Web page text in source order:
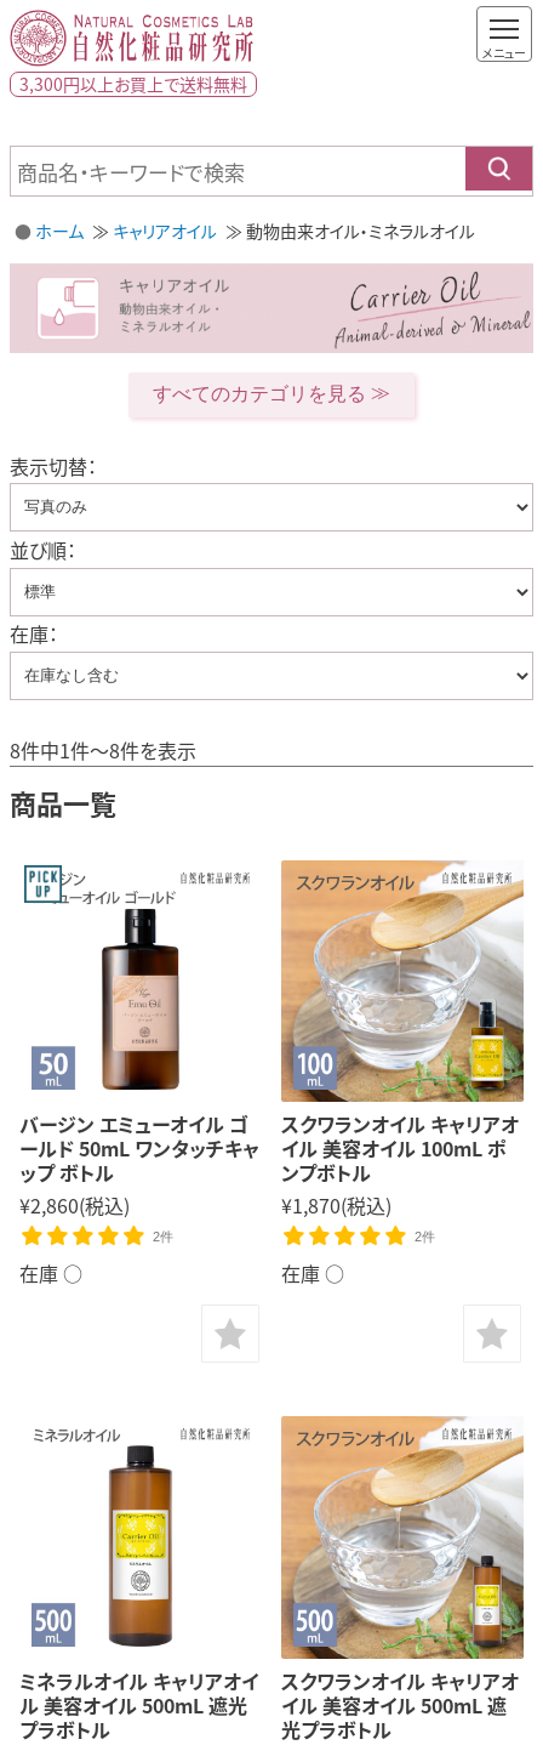
3,300円以上お買上で送料無料
ホーム キャリアオイル 動物由来オイル・ミネラルオイル
すべてのカテゴリを見る
表示切替：
並び順：
在庫：
8件中1件～8件を表示
商品一覧
バージン エミューオイル ゴ
ールド 50mL ワンタッチキャ
ップ ボトル
¥2,860(税込)
2件
在庫 ○
スクワランオイル キャリアオ
イル 美容オイル 100mL ポ
ンプボトル
¥1,870(税込)
2件
在庫 ○
ミネラルオイル キャリアオイ
ル 美容オイル 500mL 遮光
プラボトル
スクワランオイル キャリアオ
イル 美容オイル 500mL 遮
光プラボトル